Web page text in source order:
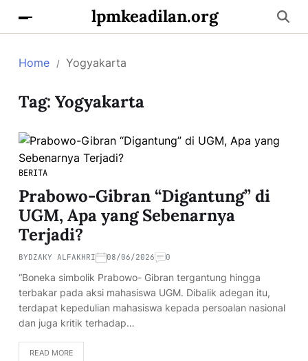
lpmkeadilan.org
Home Yogyakarta
Tag: Yogyakarta
BERITA
Prabowo-Gibran “Digantung” di
UGM, Apa yang Sebenarnya
Terjadi?
BYDZAKY ALFAKHRI 08/06/2026 0
“Boneka simbolik Prabowo- Gibran tergantung hingga
terbakar pada aksi mahasiswa UGM. Dibalik adegan itu,
terdapat kepedulian mahasiswa kepada persoalan nasional
dan juga kritik terhadap…
READ MORE